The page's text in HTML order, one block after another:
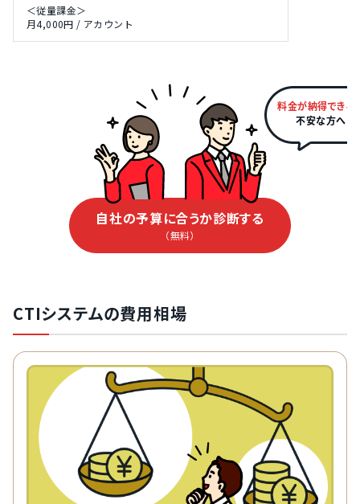
＜従量課金＞
月4,000円 / アカウント
料金が納得できる
不安な方へ
自社の予算に合うか診断する
（無料）
CTIシステムの費用相場